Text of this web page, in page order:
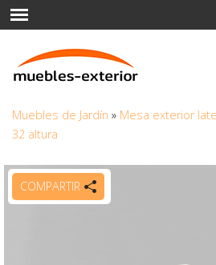
Muebles de Jardín » Mesa exterior
32 altura
COMPARTIR